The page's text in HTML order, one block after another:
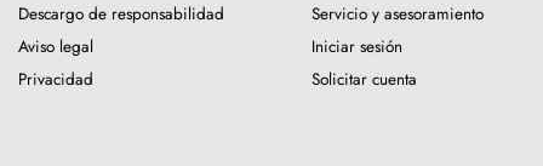
Descargo de responsabilidad
Aviso legal
Privacidad
Servicio y asesoramiento
Iniciar sesión
Solicitar cuenta